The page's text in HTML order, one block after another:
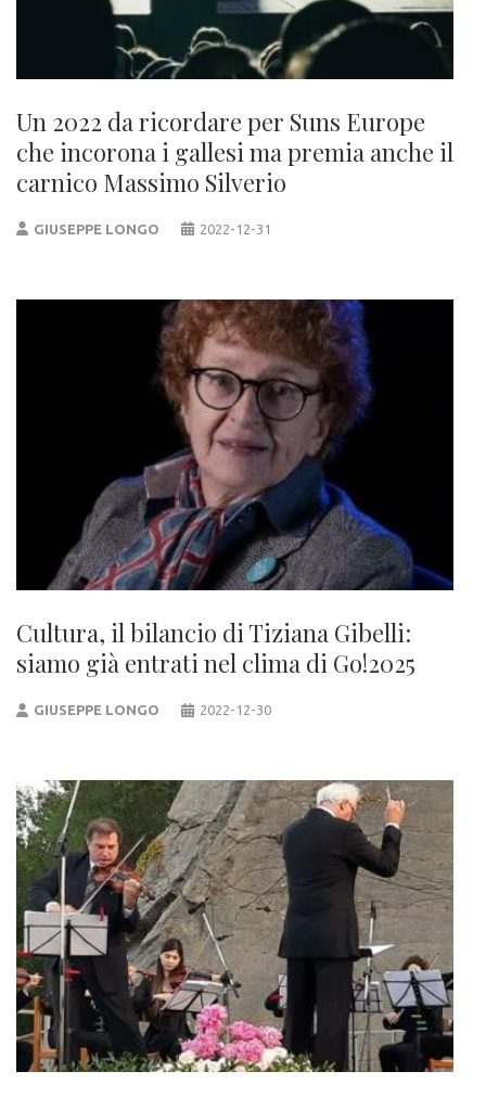
Un 2022 da ricordare per Suns Europe
che incorona i gallesi ma premia anche il
carnico Massimo Silverio
GIUSEPPE LONGO 2022-12-31
Cultura, il bilancio di Tiziana Gibelli:
siamo già entrati nel clima di Go!2025
GIUSEPPE LONGO 2022-12-30